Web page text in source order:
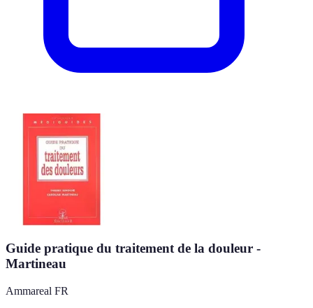
Guide pratique du traitement de la douleur -
Martineau
Ammareal FR